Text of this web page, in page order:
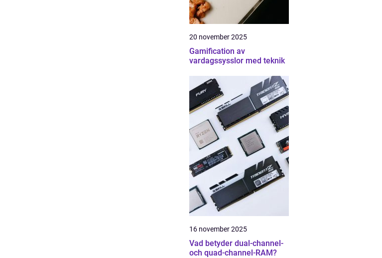
20 november 2025
Gamification av
vardagssysslor med teknik
16 november 2025
Vad betyder dual-channel-
och quad-channel-RAM?